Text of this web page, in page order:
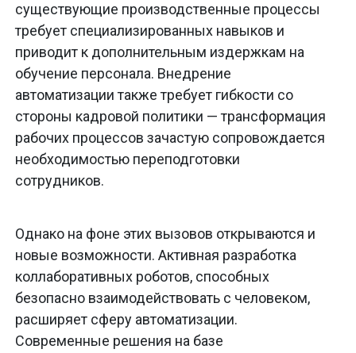
существующие производственные процессы
требует специализированных навыков и
приводит к дополнительным издержкам на
обучение персонала. Внедрение
автоматизации также требует гибкости со
стороны кадровой политики — трансформация
рабочих процессов зачастую сопровождается
необходимостью переподготовки
сотрудников.
Однако на фоне этих вызовов открываются и
новые возможности. Активная разработка
коллаборативных роботов, способных
безопасно взаимодействовать с человеком,
расширяет сферу автоматизации.
Современные решения на базе